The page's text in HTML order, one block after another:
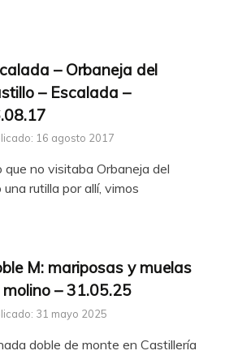
– Orbaneja del
– Escalada –
16 agosto 2017
que no visitaba Orbaneja del
rutilla por allí, vimos
M: mariposas y muelas
molino – 31.05.25
31 mayo 2025
doble de monte en Castillería